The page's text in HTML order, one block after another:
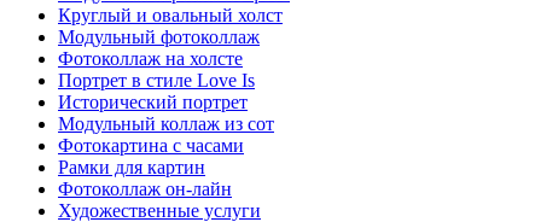
Круглый и овальный холст
Модульный фотоколлаж
Фотоколлаж на холсте
Портрет в стиле Love Is
Исторический портрет
Модульный коллаж из сот
Фотокартина с часами
Рамки для картин
Фотоколлаж он-лайн
Художественные услуги